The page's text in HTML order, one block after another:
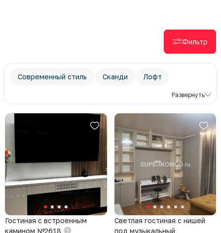
Фильтр
Современный стиль Сканди
Лофт
Стенки для гостинойРазвернуть
Гостиная с встроенным
камином №2618
Светлая гостиная с нишей
под музыкальный